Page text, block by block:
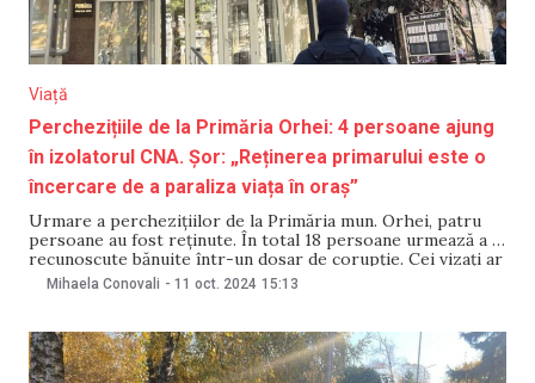
Viață
Perchezițiile de la Primăria Orhei: 4 persoane ajung
în izolatorul CNA. Șor: „Reținerea primarului este o
încercare de a paraliza viața în oraș”
Urmare a perchezițiilor de la Primăria mun. Orhei, patru
persoane au fost reținute. În total 18 persoane urmează a fi
recunoscute bănuite într-un dosar de corupție. Cei vizați ar
fi primit sistematic bani de la diferite persoane printre care
Mihaela Conovali - 11 oct. 2024 15:13